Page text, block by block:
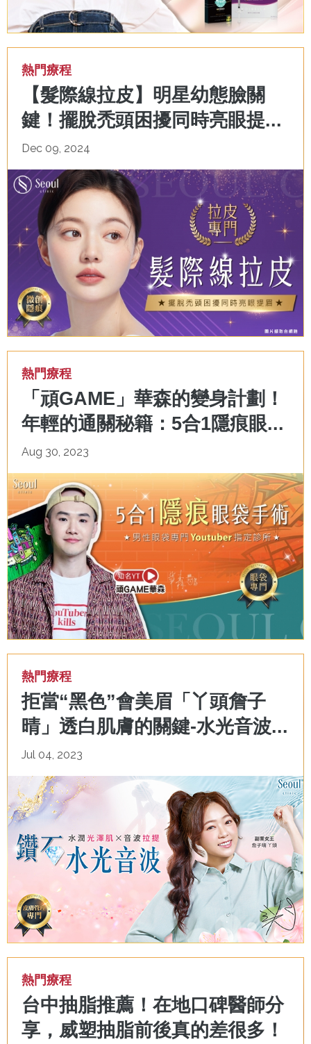
熱門療程
【髮際線拉皮】明星幼態臉關
鍵！擺脫禿頭困擾同時亮眼提...
Dec 09, 2024
熱門療程
「頑GAME」華森的變身計劃！
年輕的通關秘籍：5合1隱痕眼...
Aug 30, 2023
熱門療程
拒當“黑色”會美眉「丫頭詹子
晴」透白肌膚的關鍵-水光音波...
Jul 04, 2023
熱門療程
台中抽脂推薦！在地口碑醫師分
享，威塑抽脂前後真的差很多！